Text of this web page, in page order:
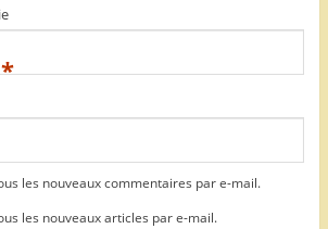
*
les nouveaux commentaires par e-mail.
les nouveaux articles par e-mail.